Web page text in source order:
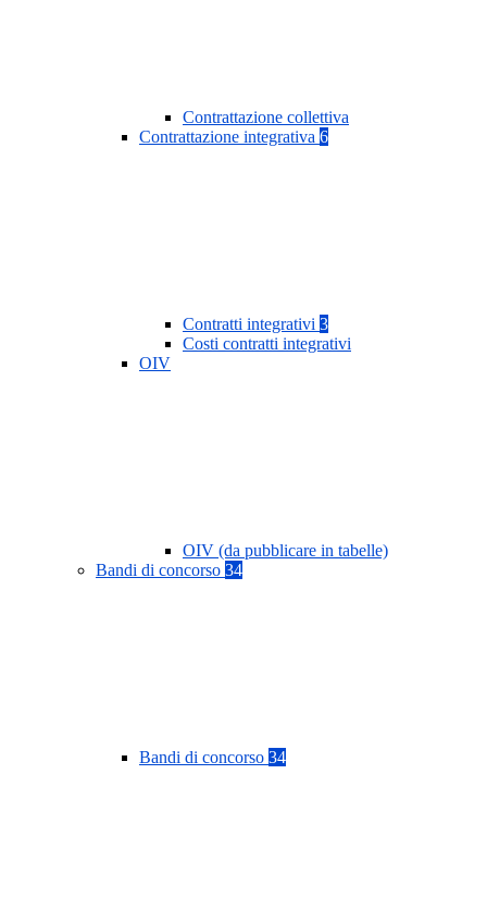
Contrattazione collettiva
Contrattazione integrativa 6
Contratti integrativi 3
Costi contratti integrativi
OIV
OIV (da pubblicare in tabelle)
Bandi di concorso 34
Bandi di concorso 34